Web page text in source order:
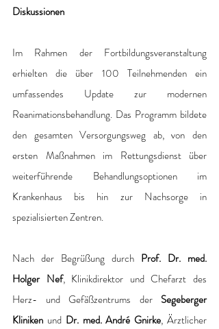
Diskussionen
Im Rahmen der Fortbildungsveranstaltung
erhielten die über 100 Teilnehmenden ein
umfassendes Update zur modernen
Reanimationsbehandlung. Das Programm bildete
den gesamten Versorgungsweg ab, von den
ersten Maßnahmen im Rettungsdienst über
weiterführende Behandlungsoptionen im
Krankenhaus bis hin zur Nachsorge in
spezialisierten Zentren.
Nach der Begrüßung durch Prof. Dr. med.
Holger Nef, Klinikdirektor und Chefarzt des
Herz- und Gefäßzentrums der Segeberger
Kliniken und Dr. med. André Gnirke, Ärztlicher